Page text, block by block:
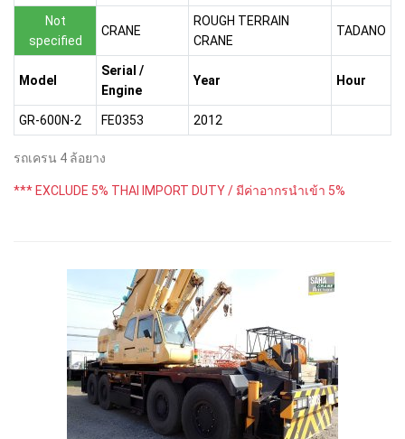
Not
specified
CRANE
ROUGH TERRAIN
CRANE
TADANO
Model
Serial /
Engine
Year Hour
GR-600N-2 FE0353 2012
รถเครน 4 ล้อยาง
*** EXCLUDE 5% THAI IMPORT DUTY / มีค่าอากรนำเข้า 5%